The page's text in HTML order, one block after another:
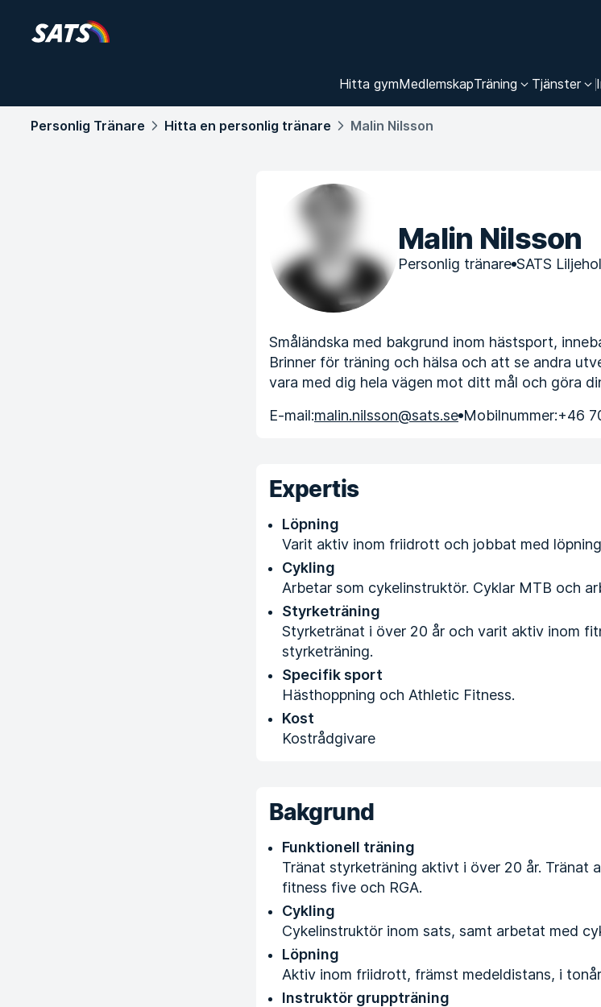
Hitta gymMedlemskapTräning Tjänster
Personlig Tränare Hitta en personlig tränare Malin Nilsson
Malin Nilsson
Personlig tränare SATS
Småländska med bakgrund inom hästsport,
Brinner för träning och hälsa och att se andra
vara med dig hela vägen mot ditt mål och göra
E-mail:malin.nilsson@sats.se Mobilnummer:+46
Expertis
Löpning
Varit aktiv inom friidrott och jobbat med
Cykling
Arbetar som cykelinstruktör. Cyklar MTB och
Styrketräning
Styrketränat i över 20 år och varit aktiv inom
styrketräning.
Specifik sport
Hästhoppning och Athletic Fitness.
Kost
Kostrådgivare
Bakgrund
Funktionell träning
Tränat styrketräning aktivt i över 20 år. Tränat
fitness five och RGA.
Cykling
Cykelinstruktör inom sats, samt arbetat med
Löpning
Aktiv inom friidrott, främst medeldistans, i
Instruktör gruppträning